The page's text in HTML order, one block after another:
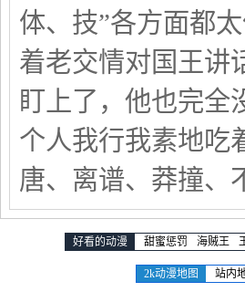
体、技”各方面都
着老交情对国王讲
盯上了，他也完全
个人我行我素地吃
唐、离谱、莽撞、
好看的动漫 甜蜜惩罚 海贼王
2k动漫地图 站内